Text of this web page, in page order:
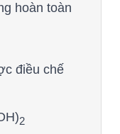
hoàn toàn
điều chế
2